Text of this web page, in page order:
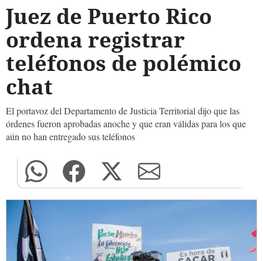
Juez de Puerto Rico
ordena registrar
teléfonos de polémico
chat
El portavoz del Departamento de Justicia Territorial dijo que las
órdenes fueron aprobadas anoche y que eran válidas para los que
aún no han entregado sus teléfonos